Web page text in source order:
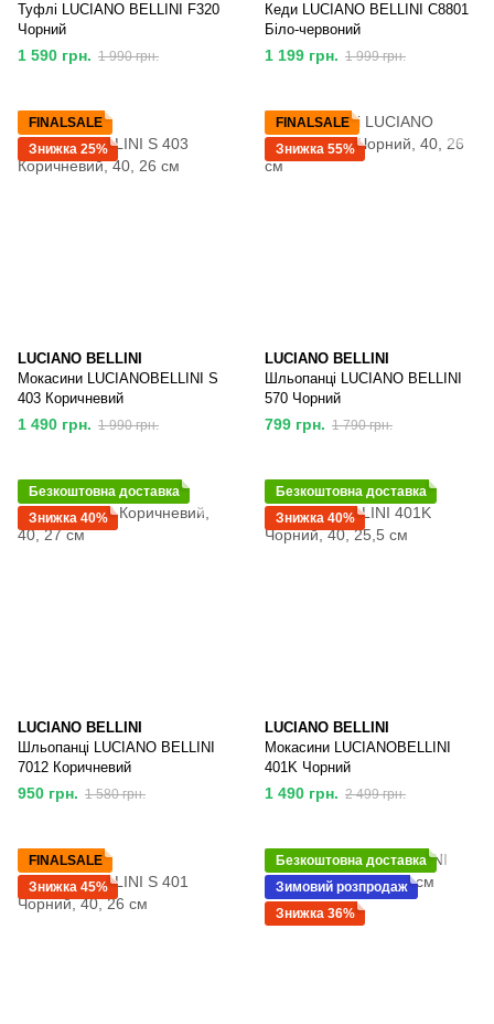
Туфлі LUCIANO BELLINI F320
Чорний
1 590 грн. 1 990 грн.
Кеди LUCIANO BELLINI C8801
Біло-червоний
1 199 грн. 1 999 грн.
FINALSALE
Знижка 25%
LUCIANO BELLINI
Мокасини LUCIANOBELLINI S
403 Коричневий
1 490 грн. 1 990 грн.
FINALSALE
Знижка 55%
LUCIANO BELLINI
Шльопанці LUCIANO BELLINI
570 Чорний
799 грн. 1 790 грн.
Безкоштовна доставка
Знижка 40%
LUCIANO BELLINI
Шльопанці LUCIANO BELLINI
7012 Коричневий
950 грн. 1 580 грн.
Безкоштовна доставка
Знижка 40%
LUCIANO BELLINI
Мокасини LUCIANOBELLINI
401K Чорний
1 490 грн. 2 499 грн.
FINALSALE
Знижка 45%
Безкоштовна доставка
Зимовий розпродаж
Знижка 36%